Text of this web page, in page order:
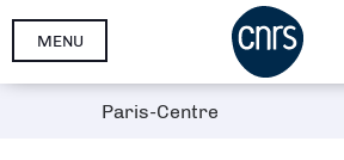
Aller
MENU